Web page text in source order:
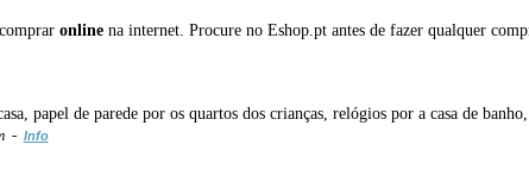
onlinena internet. Procure no Eshop.pt antes de fazer qualquer
papel de parede por os quartos dos crianças, relógios por a casa de
- Info